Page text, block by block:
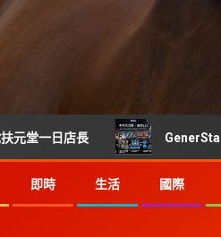
GenerStand 擬推「人
即時 生活 國際